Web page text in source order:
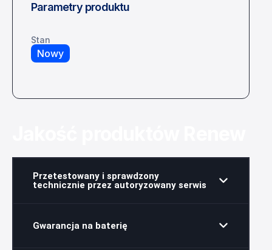
Parametry produktu
Stan
Nowy
Przetestowany i sprawdzony
technicznie przez autoryzowany serwis
Gwarancja na baterię